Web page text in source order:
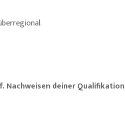
Nachweisen deiner Qualifikation